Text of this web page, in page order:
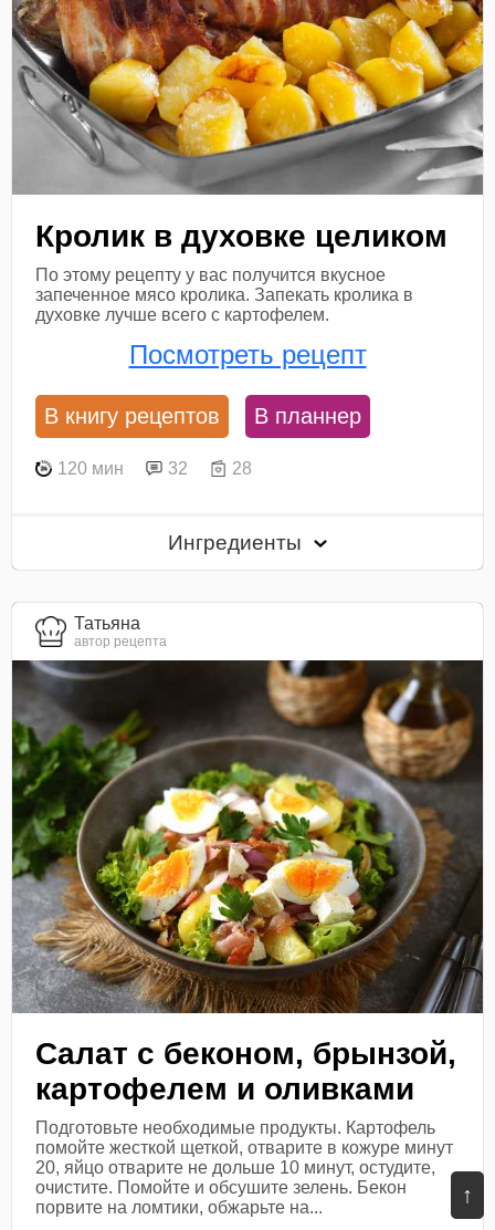
↑
Кролик в духовке целиком
По этому рецепту у вас получится вкусное
запеченное мясо кролика. Запекать кролика в
духовке лучше всего с картофелем.
Посмотреть рецепт
В книгу рецептов В планнер
120 мин 32 28
Ингредиенты
Татьяна
автор рецепта
Салат с беконом, брынзой,
картофелем и оливками
Подготовьте необходимые продукты. Картофель
помойте жесткой щеткой, отварите в кожуре минут
20, яйцо отварите не дольше 10 минут, остудите,
очистите. Помойте и обсушите зелень. Бекон
порвите на ломтики, обжарьте на...